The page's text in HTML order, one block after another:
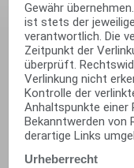
Gewähr
ist stets der
verantwortlich. Die
Zeitpunkt der
überprüft.
Verlinkung nicht
Kontrolle der
Anhaltspunkte einer
Bekanntwerden von
derartige Links
Urheberrecht